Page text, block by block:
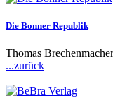
Die Bonner Republik
Thomas Brechenmacher
...zurück